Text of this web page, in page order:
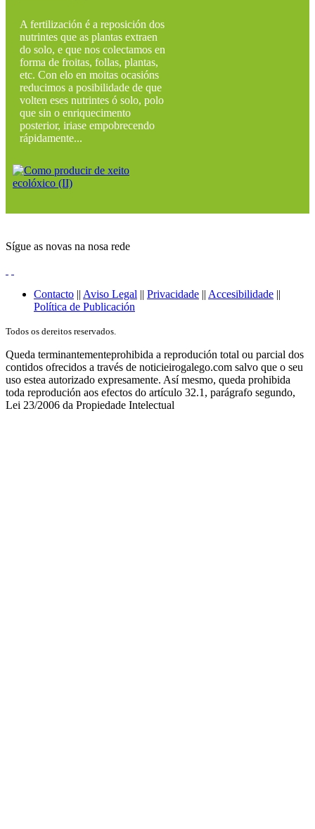
A fertilización é a reposición dos
nutrintes que as plantas extraen
do solo, e que nos colectamos en
forma de froitas, follas, plantas,
etc. Con elo en moitas ocasións
reducimos a posibilidade de que
volten eses nutrintes ó solo, polo
que sin o enriquecimento
posterior, iriase empobrecendo
rápidamente...
Sígue as novas na nosa rede
Contacto || Aviso Legal || Privacidade || Accesibilidade ||
Política de Publicación
Todos os dereitos reservados.
Queda terminantementeprohibida a reprodución total ou parcial dos
contidos ofrecidos a través de noticieirogalego.com salvo que o seu
uso estea autorizado expresamente. Así mesmo, queda prohibida
toda reprodución aos efectos do artículo 32.1, parágrafo segundo,
Lei 23/2006 da Propiedade Intelectual